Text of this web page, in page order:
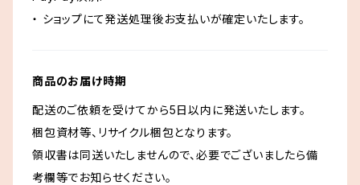
・ ショップにて発送処理後お支払いが確定いたします。
商品のお届け時期
配送のご依頼を受けてから5日以内に発送いたします。
梱包資材等、リサイクル梱包となります。
領収書は同送いたしませんので、必要でございましたら備
考欄等でお知らせください。